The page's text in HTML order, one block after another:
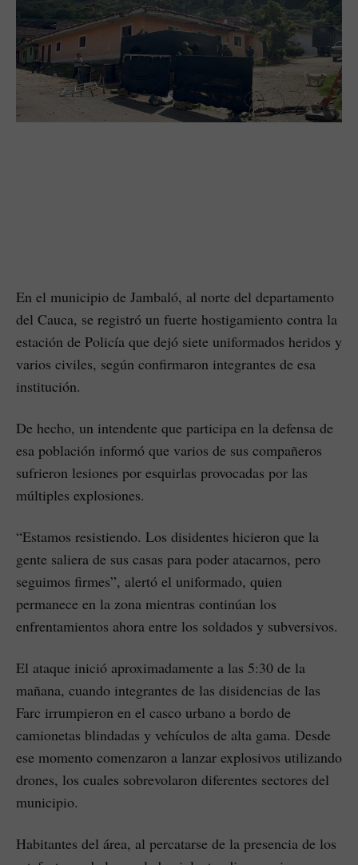
En el municipio de Jambaló, al norte del departamento
del Cauca, se registró un fuerte hostigamiento contra la
estación de Policía que dejó siete uniformados heridos y
varios civiles, según confirmaron integrantes de esa
institución.
De hecho, un intendente que participa en la defensa de
esa población informó que varios de sus compañeros
sufrieron lesiones por esquirlas provocadas por las
múltiples explosiones.
“Estamos resistiendo. Los disidentes hicieron que la
gente saliera de sus casas para poder atacarnos, pero
seguimos firmes”, alertó el uniformado, quien
permanece en la zona mientras continúan los
enfrentamientos ahora entre los soldados y subversivos.
El ataque inició aproximadamente a las 5:30 de la
mañana, cuando integrantes de las disidencias de las
Farc irrumpieron en el casco urbano a bordo de
camionetas blindadas y vehículos de alta gama. Desde
ese momento comenzaron a lanzar explosivos utilizando
drones, los cuales sobrevolaron diferentes sectores del
municipio.
Habitantes del área, al percatarse de la presencia de los